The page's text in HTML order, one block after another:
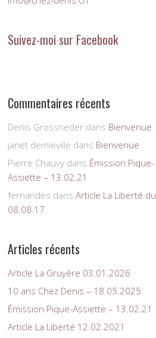
Suivez-moi sur Facebook
Commentaires récents
Denis Grossrieder dans Bienvenue
janet demieville dans Bienvenue
Pierre Chauvy dans Émission Pique-
Assiette – 13.02.21
fernandes dans Article La Liberté du
08.08.17
Articles récents
Article La Gruyère 03.01.2026
10 ans Chez Denis – 18.05.2025
Émission Pique-Assiette – 13.02.21
Article La Liberté 12.02.2021